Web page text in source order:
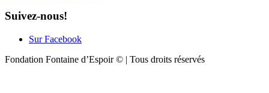
Suivez-nous!
Sur Facebook
Fondation Fontaine d’Espoir © | Tous droits réservés